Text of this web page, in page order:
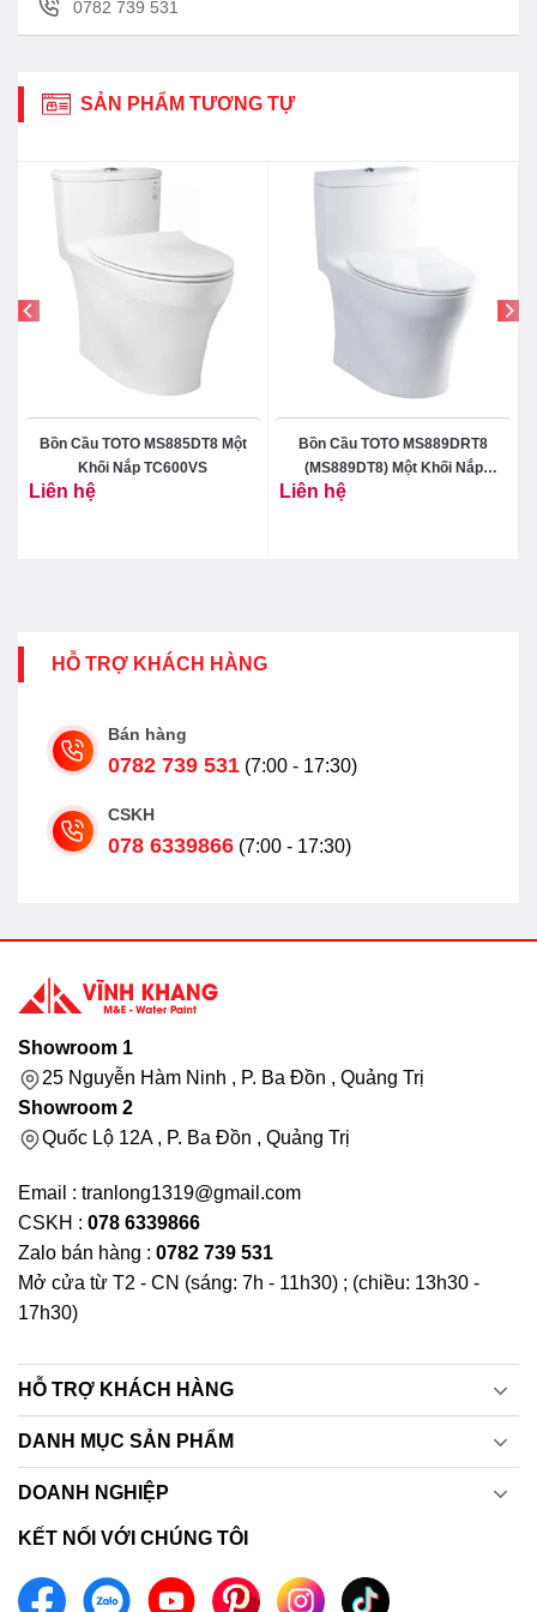
0782 739 531
SẢN PHẨM TƯƠNG TỰ
Bồn Cầu TOTO MS885DT8 Một
Khối Nắp TC600VS
Liên hệ
Bồn Cầu TOTO MS889DRT8
(MS889DT8) Một Khối Nắp
Liên hệ
HỖ TRỢ KHÁCH HÀNG
Bán hàng
0782 739 531 (7:00 - 17:30)
CSKH
078 6339866 (7:00 - 17:30)
Showroom 1
25 Nguyễn Hàm Ninh , P. Ba Đồn , Quảng Trị
Showroom 2
Quốc Lộ 12A , P. Ba Đồn , Quảng Trị
Email : tranlong1319@gmail.com
CSKH : 078 6339866
Zalo bán hàng : 0782 739 531
Mở cửa từ T2 - CN (sáng: 7h - 11h30) ; (chiều: 13h30 -
17h30)
HỖ TRỢ KHÁCH HÀNG
DANH MỤC SẢN PHẨM
DOANH NGHIỆP
KẾT NỐI VỚI CHÚNG TÔI